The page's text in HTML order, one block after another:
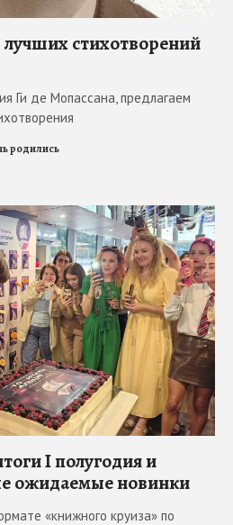
стихотворений
Ги де Мопассана, предлагаем
родились
I полугодия и
ожидаемые новинки
«книжного круиза» по